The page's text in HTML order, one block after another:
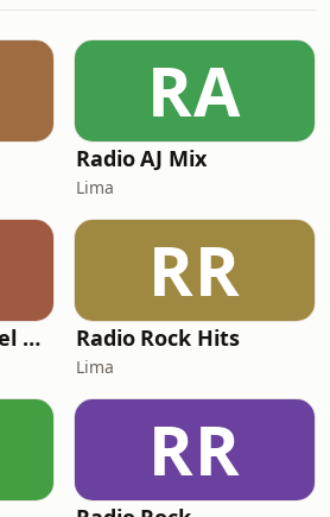
RA
Radio AJ Mix
Lima
Radio El Sótano Del Rock
RR
Radio Rock Hits
Lima
RR